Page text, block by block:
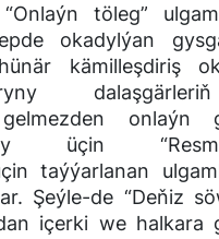
töleg”
okadylýan
kämilleşdiriş
onlaýn
üçin
taýýarlanan
Şeýle-de “Deňiz
içerki we halkara